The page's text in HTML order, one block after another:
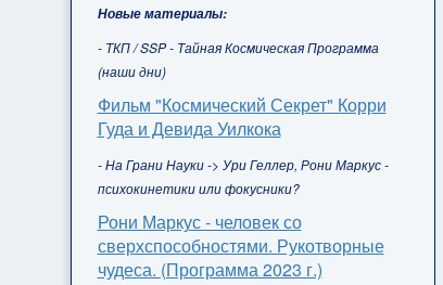
Новые материалы:
- ТКП / SSP - Тайная Космическая Программа
(наши дни)
Фильм "Космический Секрет" Корри
Гуда и Девида Уилкока
- На Грани Науки -> Ури Геллер, Рони Маркус -
психокинетики или фокусники?
Рони Маркус - человек со
сверхспособностями. Рукотворные
чудеса. (Программа 2023 г.)